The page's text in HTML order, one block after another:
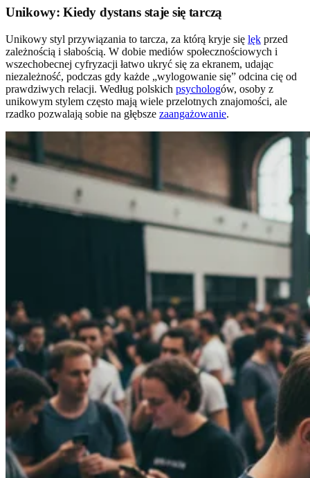
Unikowy: Kiedy dystans staje się tarczą
Unikowy styl przywiązania to tarcza, za którą kryje się lęk przed
zależnością i słabością. W dobie mediów społecznościowych i
wszechobecnej cyfryzacji łatwo ukryć się za ekranem, udając
niezależność, podczas gdy każde „wylogowanie się” odcina cię od
prawdziwych relacji. Według polskich psychologów, osoby z
unikowym stylem często mają wiele przelotnych znajomości, ale
rzadko pozwalają sobie na głębsze zaangażowanie.